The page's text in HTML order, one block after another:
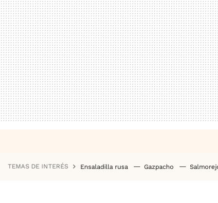
TEMAS DE INTERÉS Ensaladilla rusa Gazpacho